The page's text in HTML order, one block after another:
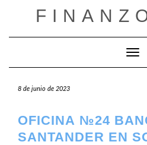
8 de junio de 2023
OFICINA №24
SANTANDER EN